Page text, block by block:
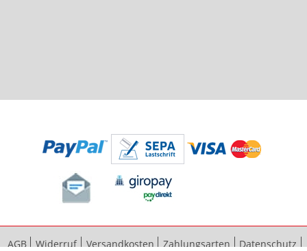
AGB Widerruf Versandkosten Zahlungsarten
Datenschutz